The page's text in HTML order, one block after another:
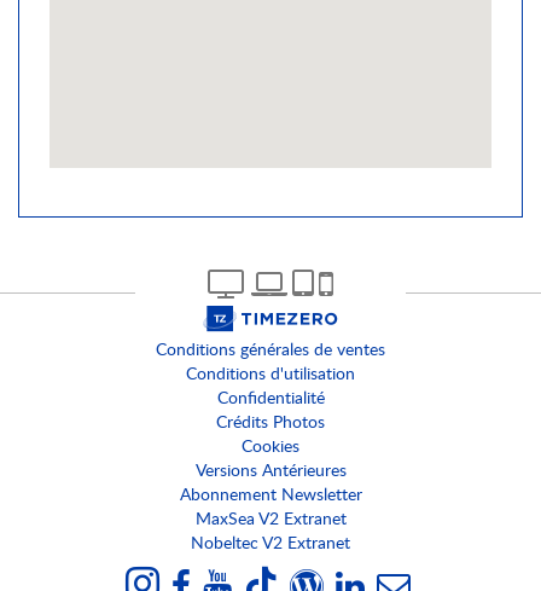
Conditions générales de ventes
Conditions d'utilisation
Confidentialité
Crédits Photos
Cookies
Versions Antérieures
Abonnement Newsletter
MaxSea V2 Extranet
Nobeltec V2 Extranet